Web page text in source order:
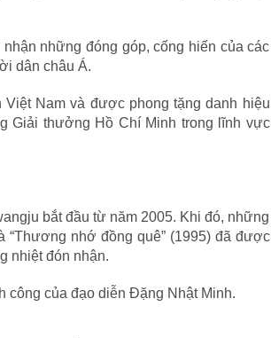
những đóng góp, cống hiến của các
dân châu Á.
Nam và được phong tặng danh hiệu
Giải thưởng Hồ Chí Minh trong lĩnh vực
bắt đầu từ năm 2005. Khi đó, những
“Thương nhớ đồng quê” (1995) đã được
nhiệt đón nhận.